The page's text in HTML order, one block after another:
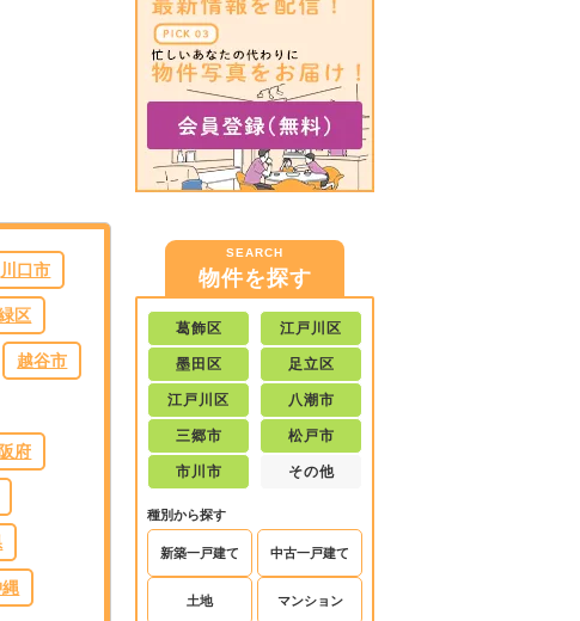
川口市
区
越谷市
府
SEARCH
物件を探す
葛飾区 江戸川区
墨田区 足立区
江戸川区 八潮市
三郷市 松戸市
市川市 その他
種別から探す
新築一戸建て 中古一戸建て
土地 マンション